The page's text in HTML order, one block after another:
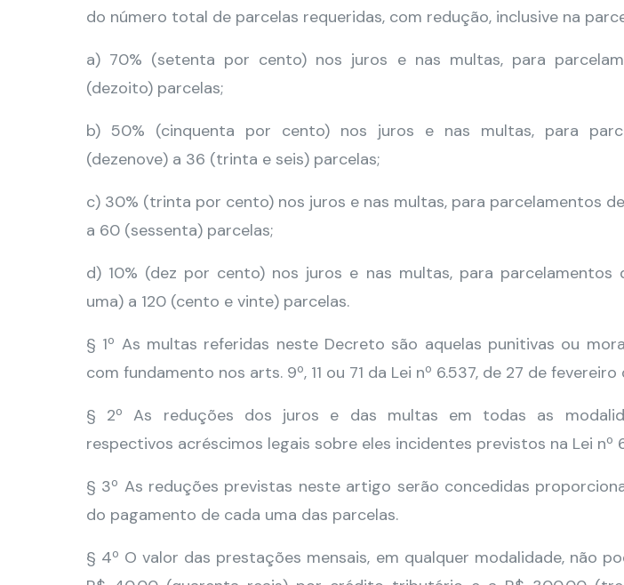
do número total de parcelas requeridas, com redução, inclusive na
a) 70% (setenta por cento) nos juros e nas multas, para
(dezoito) parcelas;
b) 50% (cinquenta por cento) nos juros e nas multas, para
(dezenove) a 36 (trinta e seis) parcelas;
c) 30% (trinta por cento) nos juros e nas multas, para parcelamentos
a 60 (sessenta) parcelas;
d) 10% (dez por cento) nos juros e nas multas, para parcelamentos
uma) a 120 (cento e vinte) parcelas.
§ 1º As multas referidas neste Decreto são aquelas punitivas ou
com fundamento nos arts. 9º, 11 ou 71 da Lei nº 6.537, de 27 de fevereiro
§ 2º As reduções dos juros e das multas em todas as
respectivos acréscimos legais sobre eles incidentes previstos na Lei nº
§ 3º As reduções previstas neste artigo serão concedidas
do pagamento de cada uma das parcelas.
§ 4º O valor das prestações mensais, em qualquer modalidade, não